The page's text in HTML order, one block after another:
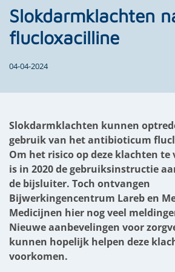
Slokdarmklachten
flucloxacilline
04-04-2024
Slokdarmklachten kunnen
gebruik van het antibioticum
Om het risico op deze klachten te
is in 2020 de gebruiksinstructie
de bijsluiter. Toch ontvangen
Bijwerkingencentrum Lareb en
Medicijnen hier nog veel
Nieuwe aanbevelingen voor
kunnen hopelijk helpen deze
voorkomen.